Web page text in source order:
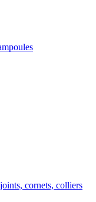
cornets, colliers